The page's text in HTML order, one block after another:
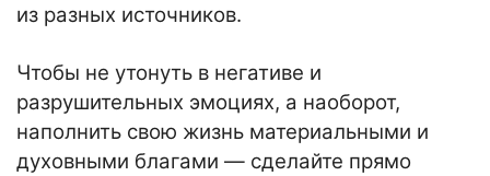
из разных источников.
Чтобы не утонуть в негативе и
разрушительных эмоциях, а наоборот,
наполнить свою жизнь материальными и
духовными благами — сделайте прямо